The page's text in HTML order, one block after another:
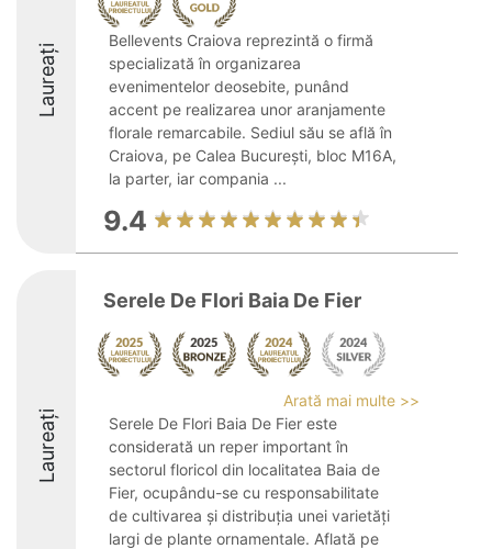
Laureați
Bellevents Craiova reprezintă o firmă
specializată în organizarea
evenimentelor deosebite, punând
accent pe realizarea unor aranjamente
florale remarcabile. Sediul său se află în
Craiova, pe Calea București, bloc M16A,
la parter, iar compania ...
9.4
Laureați
Serele De Flori Baia De Fier
Arată mai multe >>
Serele De Flori Baia De Fier este
considerată un reper important în
sectorul floricol din localitatea Baia de
Fier, ocupându-se cu responsabilitate
de cultivarea și distribuția unei varietăți
largi de plante ornamentale. Aflată pe